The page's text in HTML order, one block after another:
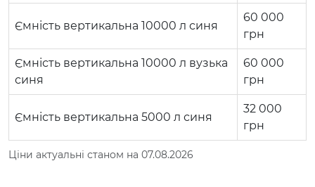
Ємність вертикальна 10000 л синя
60 000
грн
Ємність вертикальна 10000 л вузька
синя
60 000
грн
Ємність вертикальна 5000 л синя
32 000
грн
Ціни актуальні станом на 07.08.2026